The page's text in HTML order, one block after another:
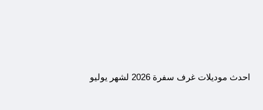
احدث موديلات غرف سفرة 2026 لشهر يوليو